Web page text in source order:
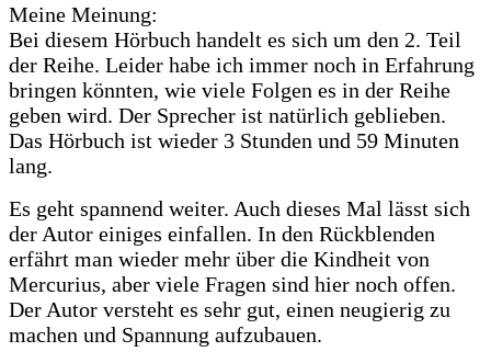
Meine Meinung:
Bei diesem Hörbuch handelt es sich um den 2. Teil
der Reihe. Leider habe ich immer noch in Erfahrung
bringen könnten, wie viele Folgen es in der Reihe
geben wird. Der Sprecher ist natürlich geblieben.
Das Hörbuch ist wieder 3 Stunden und 59 Minuten
lang.
Es geht spannend weiter. Auch dieses Mal lässt sich
der Autor einiges einfallen. In den Rückblenden
erfährt man wieder mehr über die Kindheit von
Mercurius, aber viele Fragen sind hier noch offen.
Der Autor versteht es sehr gut, einen neugierig zu
machen und Spannung aufzubauen.